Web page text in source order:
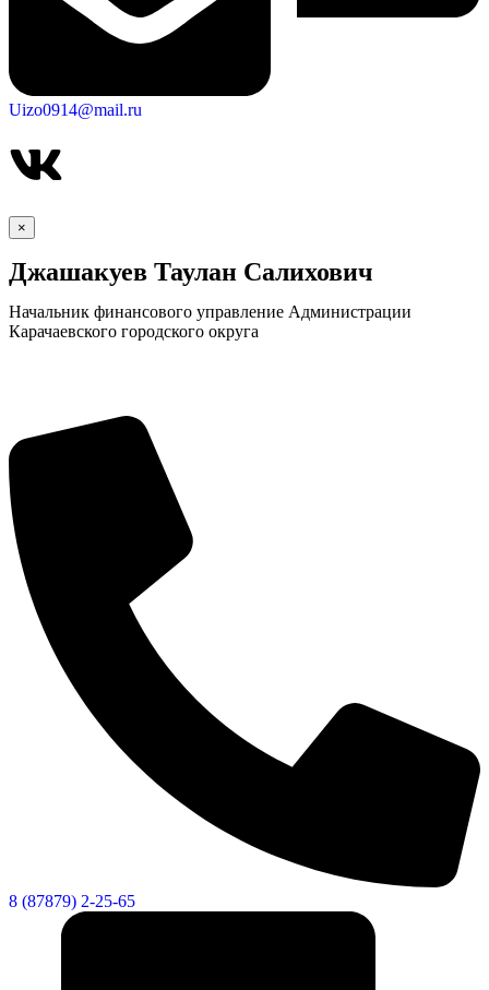
Uizo0914@mail.ru
×
Джашакуев Таулан Салихович
Начальник финансового управление Администрации
Карачаевского городского округа
8 (87879) 2-25-65